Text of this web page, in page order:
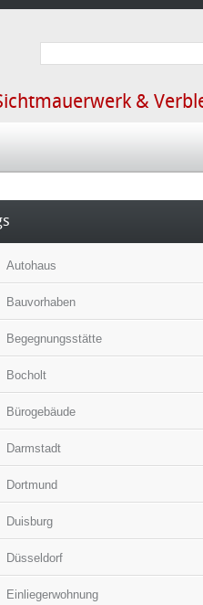
&
Autohaus
Bauvorhaben
Begegnungsstätte
Bocholt
Bürogebäude
Darmstadt
Dortmund
Duisburg
Düsseldorf
Einliegerwohnung